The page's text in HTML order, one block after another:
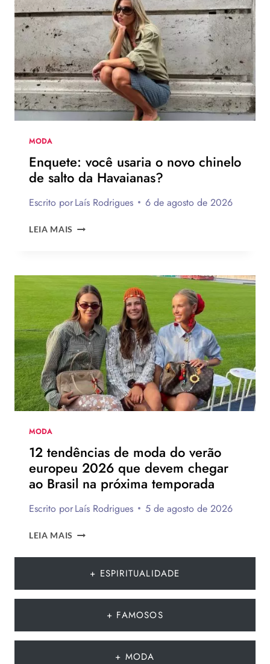
FÁCEIS
DE
FAZER
MODA
Enquete: você usaria o novo chinelo
de salto da Havaianas?
Escrito porLaís Rodrigues 6 de agosto de 2026
LEIA MAIS ENQUETE:
NOVO
CHINELO
DE
SALTO
DA
HAVAIANAS?
MODA
12 tendências de moda do verão
europeu 2026 que devem chegar
ao Brasil na próxima temporada
Escrito porLaís Rodrigues 5 de agosto de 2026
LEIA MAIS
DE
MODA
QUE
+ ESPIRITUALIDADE
+ FAMOSOS
+ MODA